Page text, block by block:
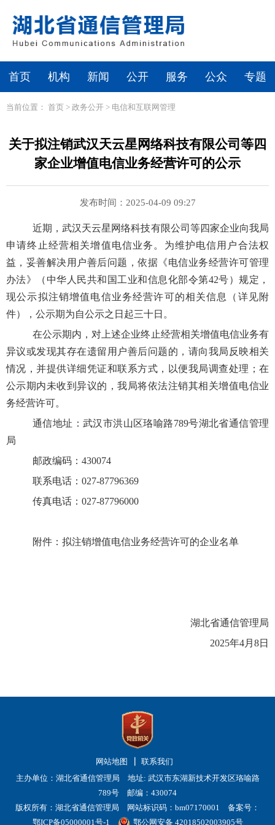
首页 机构 新闻 公开 服务 公众 专题
当前位置： 首页 > 政务公开 > 电信和互联网管理
关于拟注销武汉天云星网络科技有限公司等四
家企业增值电信业务经营许可的公示
发布时间：2025-04-09 09:27
近期，武汉天云星网络科技有限公司 等四家企业向我局
申请终止经营相关增值电信业务。为维护电信用户合法权
益，妥善解决用户善后问题，依据《电信业务经营许可管理
办法》（中华人民共和国工业和信息化部令第42号）规定，
现公示拟注销增值电信业务经营许可的相关信息（详见附
件），公示期为自公示之日起三十日。
在公示期内，对上述企业终止经营相关增值电信业务有
异议或发现其存在遗留用户善后问题的，请向我局反映相关
情况，并提供详细凭证和联系方式，以便我局调查处理；在
公示期内未收到异议的，我局将依法注销其相关增值电信业
务经营许可。
通信地址：武汉市洪山区珞喻路789号湖北省通信管理
局
邮政编码：430074
联系电话：027-87796369
传真电话：027-87796000
附件： 拟注销增值电信业务经营许可的企业名单
湖北省通信管理局
2025年4月8日
网站地图
联系我们
主办单位：湖北省通信管理局 地址: 武汉市东湖新技术开发区珞喻路
789号 邮编：430074
版权所有：湖北省通信管理局 网站标识码：bm07170001 备案号：
鄂ICP备05000001号-1
鄂公网安备 42018502003905号